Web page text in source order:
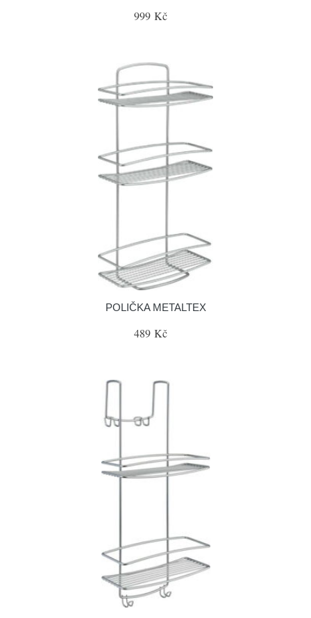
999 Kč
POLIČKA METALTEX
489 Kč